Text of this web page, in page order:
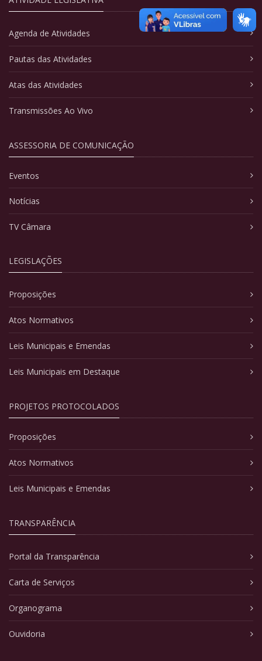
Agenda de Atividades
Pautas das Atividades
Atas das Atividades
Transmissões Ao Vivo
ASSESSORIA DE COMUNICAÇÃO
Eventos
Notícias
TV Câmara
LEGISLAÇÕES
Proposições
Atos Normativos
Leis Municipais e Emendas
Leis Municipais em Destaque
PROJETOS PROTOCOLADOS
Proposições
Atos Normativos
Leis Municipais e Emendas
TRANSPARÊNCIA
Portal da Transparência
Carta de Serviços
Organograma
Ouvidoria